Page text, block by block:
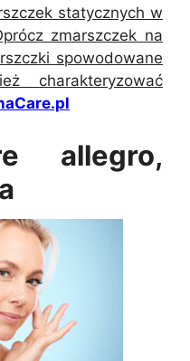
statycznych w
zmarszczek na
spowodowane
charakteryzować
allegro,